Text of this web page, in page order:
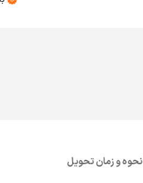
نحوه و زمان تحویل